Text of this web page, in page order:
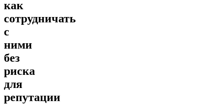
как
сотрудничать
с
ними
без
риска
для
репутации